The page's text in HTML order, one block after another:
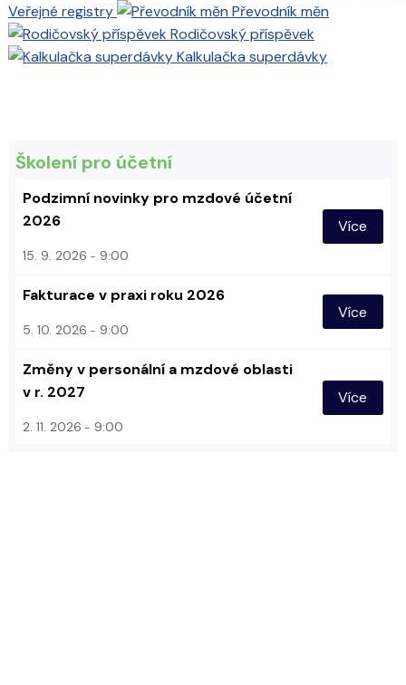
Veřejné registry
Převodník měn
Rodičovský příspěvek
Kalkulačka superdávky
Školení pro účetní
Podzimní novinky pro mzdové účetní
2026
15. 9. 2026 9:00
Více
Fakturace v praxi roku 2026
5. 10. 2026 9:00
Více
Změny v personální a mzdové oblasti
v r. 2027
2. 11. 2026 9:00
Více